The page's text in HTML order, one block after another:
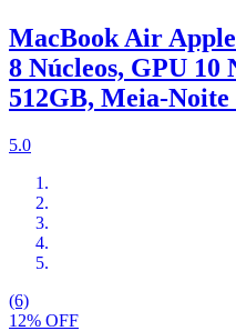
MacBook Air
8 Núcleos, GPU 10
512GB, Meia-
5.0
(6)
12% OFF